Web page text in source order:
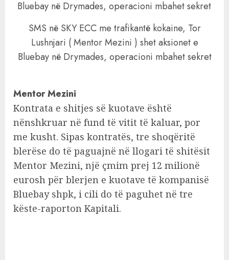
SMS në SKY ECC me trafikantë kokaine, Tor
Lushnjari ( Mentor Mezini ) shet aksionet e
Bluebay në Drymades, operacioni mbahet sekret
Mentor Mezini
Kontrata e shitjes së kuotave është
nënshkruar në fund të vitit të kaluar, por
me kusht. Sipas kontratës, tre shoqëritë
blerëse do të paguajnë në llogari të shitësit
Mentor Mezini, një çmim prej 12 milionë
eurosh për blerjen e kuotave të kompanisë
Bluebay shpk, i cili do të paguhet në tre
këste-raporton Kapitali.